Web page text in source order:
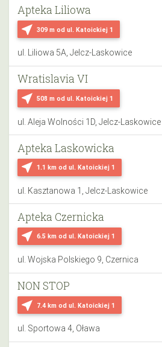
near_me 309 m od ul. Katoickiej 1
Apteka Liliowa
ul. Liliowa 5A, Jelcz-Laskowice
near_me 508 m od ul. Katoickiej 1
Wratislavia VI
ul. Aleja Wolności 1D, Jelcz-Laskowice
near_me 1.1 km od ul. Katoickiej 1
Apteka Laskowicka
ul. Kasztanowa 1, Jelcz-Laskowice
near_me 6.5 km od ul. Katoickiej 1
Apteka Czernicka
ul. Wojska Polskiego 9, Czernica
near_me 7.4 km od ul. Katoickiej 1
NON STOP
ul. Sportowa 4, Oława